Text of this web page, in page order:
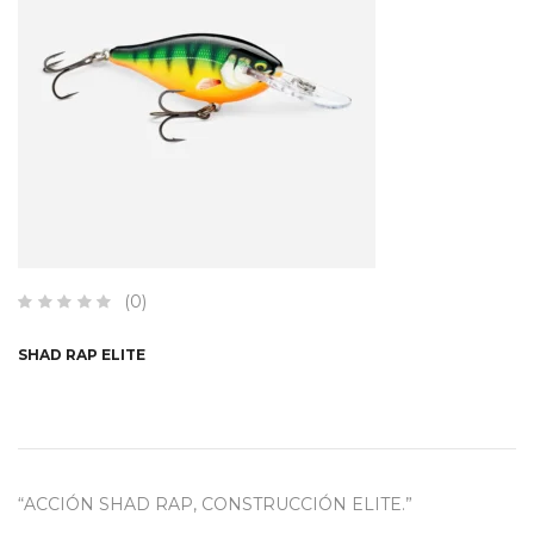
(0)
SHAD RAP ELITE
“ACCIÓN SHAD RAP, CONSTRUCCIÓN ELITE.”